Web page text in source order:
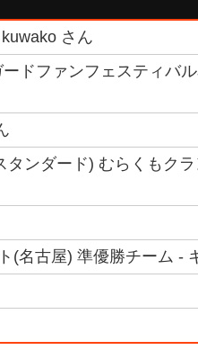
さん
ドファンフェスティバ
ンダード) むらくもク
(名古屋) 準優勝チーム -